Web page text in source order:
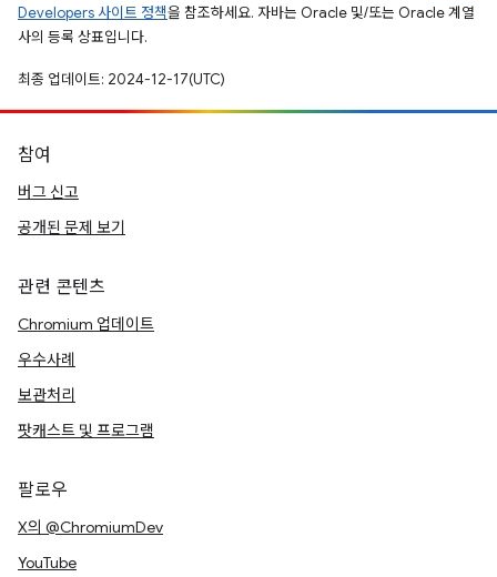
Developers 사이트 정책을 참조하세요. 자바는 Oracle 및/또는 Oracle 계열
사의 등록 상표입니다.
최종 업데이트: 2024-12-17(UTC)
참여
버그 신고
공개된 문제 보기
관련 콘텐츠
Chromium 업데이트
우수사례
보관처리
팟캐스트 및 프로그램
팔로우
X의 @ChromiumDev
YouTube